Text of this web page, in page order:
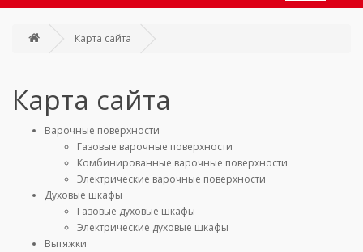
Карта сайта
Карта сайта
Варочные поверхности
Газовые варочные поверхности
Комбинированные варочные поверхности
Электрические варочные поверхности
Духовые шкафы
Газовые духовые шкафы
Электрические духовые шкафы
Вытяжки